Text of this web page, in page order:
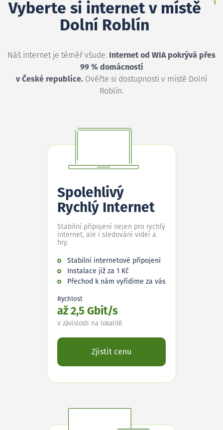
Vyberte si internet v místě
Dolní Roblín
Náš internet je téměř všude. Internet od WIA pokrývá přes
99 % domácností
v České republice. Ověřte si dostupnosti v místě Dolní
Roblín.
Spolehlivý
Rychlý Internet
Stabilní připojení nejen pro rychlý
internet, ale i sledování videí a
hry.
Stabilní internetové připojení
Instalace již za 1 Kč
Přechod k nám vyřídíme za vás
Rychlost
až 2,5 Gbit/s
V závislosti na lokalitě.
Zjistit cenu